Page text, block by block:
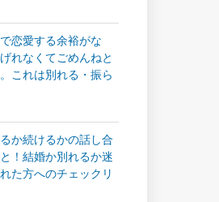
で恋愛する余裕がな
れなくてごめんねと
これは別れる・振ら
るか続けるかの話し合
！結婚か別れるか迷
た方へのチェックリ